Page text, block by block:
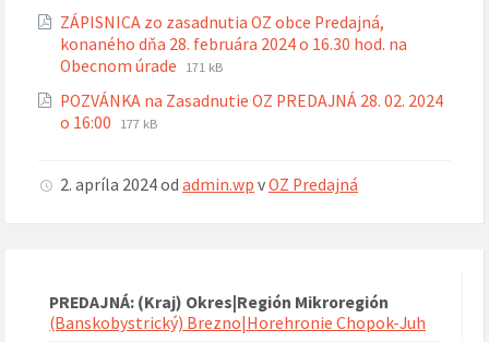
pdf
ZÁPISNICA zo zasadnutia OZ obce Predajná,
konaného dňa 28. februára 2024 o 16.30 hod. na
Obecnom úrade Prípona
pdf
Veľkosť
171 kB
POZVÁNKA na Zasadnutie OZ PREDAJNÁ 28. 02. 2024
o 16:00 Prípona
Veľkosť
177 kB
2. apríla 2024od admin.wp vOZ Predajná
PREDAJNÁ: (Kraj) Okres|Región Mikroregión
(Banskobystrický) Brezno|Horehronie Chopok-Juh